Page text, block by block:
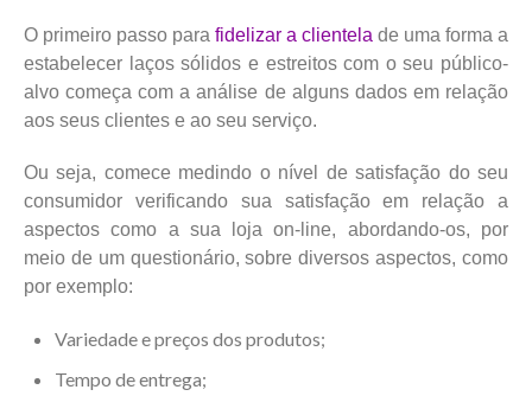
O primeiro passo para fidelizar a clientela de uma forma a
estabelecer laços sólidos e estreitos com o seu público-
alvo começa com a análise de alguns dados em relação
aos seus clientes e ao seu serviço.
Ou seja, comece medindo o nível de satisfação do seu
consumidor verificando sua satisfação em relação a
aspectos como a sua loja on-line, abordando-os, por
meio de um questionário, sobre diversos aspectos, como
por exemplo:
Variedade e preços dos produtos;
Tempo de entrega;